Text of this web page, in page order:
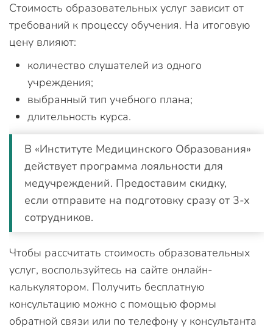
Стоимость образовательных услуг зависит от
требований к процессу обучения. На итоговую
цену влияют:
количество слушателей из одного
учреждения;
выбранный тип учебного плана;
длительность курса.
В «Институте Медицинского Образования»
действует программа лояльности для
медучреждений. Предоставим скидку,
если отправите на подготовку сразу от 3-х
сотрудников.
Чтобы рассчитать стоимость образовательных
услуг, воспользуйтесь на сайте онлайн-
калькулятором. Получить бесплатную
консультацию можно с помощью формы
обратной связи или по телефону у консультанта